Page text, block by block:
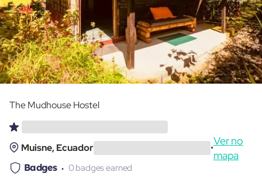
The Mudhouse Hostel
Muisne, Ecuador •
Ver no
mapa
Badges 0 badges earned